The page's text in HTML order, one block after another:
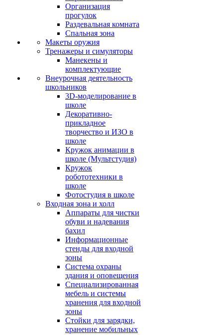
Организация
прогулок
Раздевальная комната
Спальная зона
Макеты оружия
Тренажеры и симуляторы
Манекены и
комплектующие
Внеурочная деятельность
школьников
3D-моделирование в
школе
Декоративно-
прикладное
творчество и ИЗО в
школе
Кружок анимации в
школе (Мультстудия)
Кружок
робототехники в
школе
Фотостудия в школе
Входная зона и холл
Аппараты для чистки
обуви и надевания
бахил
Информационные
стенды для входной
зоны
Система охраны
здания и оповещения
Специализированная
мебель и системы
хранения для входной
зоны
Стойки для зарядки,
хранение мобильных